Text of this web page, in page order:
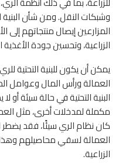
وشبكات النقل. ومن شأن
المزارعين إيصال منتجاتهم إلى
الزراعية، وتحسين جودة الأغذية
يمكن أن يكون للبنية التحتية
العمالة ورأس المال وعوامل
البنية التحتية في حالة سيئة
مكملة لمدخلات أخرى، مثل
كان نظام الري سيئًا، فقد يضطر
العمالة لسقي محاصيلهم
الزراعية.